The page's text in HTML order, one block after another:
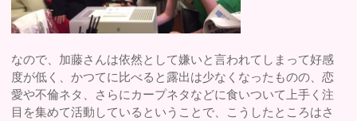
なので、加藤さんは依然として嫌いと言われてしまって好感
度が低く、かつてに比べると露出は少なくなったものの、恋
愛や不倫ネタ、さらにカープネタなどに食いついて上手く注
目を集めて活動しているということで、こうしたところはさ